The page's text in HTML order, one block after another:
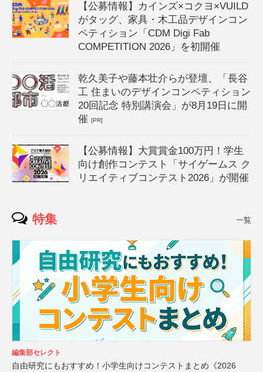
【公募情報】カインズ×コクヨ×VUILD
がタッグ、家具・木工品デザインコン
ペティション「CDM Digi Fab
COMPETITION 2026」を初開催
乾久美子や藤本壮介らが登壇、「長谷
工 住まいのデザインコンペティション
20回記念 特別講演会」が8月19日に開
催[PR]
【公募情報】大賞賞金100万円！学生
向け創作コンテスト「サイゲームス ク
リエイティブコンテスト2026」が開催
特集 一覧
編集部セレクト
自由研究にもおすすめ！小学生向けコンテストまとめ《2026